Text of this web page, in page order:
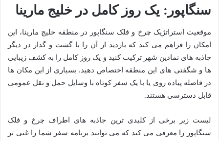
سنگاپور: یک روز کامل در خلیج مارینا
موقعیت استراتژیک چرخ و فلک سنگاپور در منطقه خلیج مارینا، این
امکان را فراهم می کند که بازدید از آن را با گشت و گذار در دیگر
جاذبه های نمادین شهر ترکیب کنید و یک روز کامل را به کشف زیبایی
ها و شگفتی های این منطقه اختصاص دهید. بسیاری از این مکان ها
در فاصله پیاده روی یا با یک سفر کوتاه با وسایل حمل و نقل عمومی
قابل دسترسی هستند.
لیست زیر برخی از کلیدی ترین جاذبه های اطراف چرخ و فلک
سنگاپور را معرفی می کند که می توانند برنامه سفر شما را غنی تر